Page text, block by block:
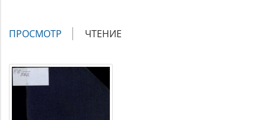
Главные
ПРОСМОТР (АКТИВНАЯ
ЧТЕНИЕ